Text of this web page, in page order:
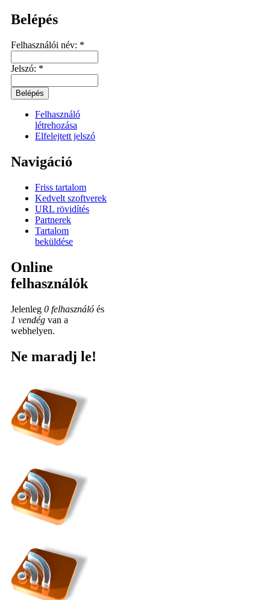
Belépés
Felhasználói név: *
Jelszó: *
Felhasználó
létrehozása
Elfelejtett jelszó
Navigáció
Friss tartalom
Kedvelt szoftverek
URL rövidítés
Partnerek
Tartalom
beküldése
Online
felhasználók
Jelenleg 0 felhasználó és
1 vendég van a
webhelyen.
Ne maradj le!